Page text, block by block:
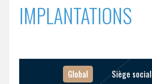
INTERNATIONALISATION
RAPPORTS D'ACTIVITÉS
IMPLANTATIONS
Global Siège social